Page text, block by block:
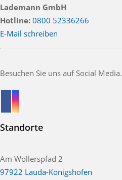
Lademann GmbH
Hotline: 0800 52336266
E-Mail schreiben
Besuchen Sie uns auf Social Media.
Standorte
Am Wöllerspfad 2
97922 Lauda-Königshofen